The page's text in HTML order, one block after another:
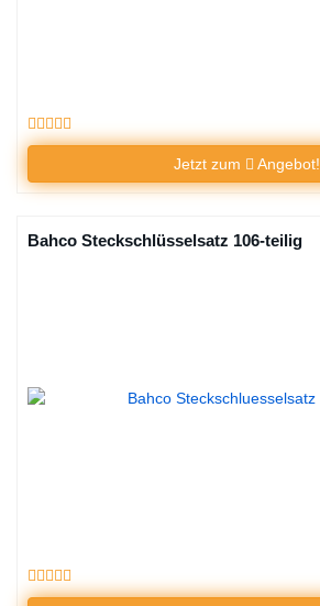
Jetzt zum Angebot!
Bahco Steckschlüsselsatz 106-teilig